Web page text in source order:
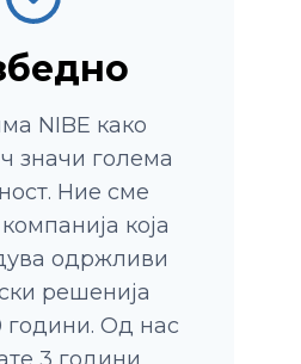
NIBE како
значи голема
Ние сме
која
одржливи
решенија
години. Од нас
3 години